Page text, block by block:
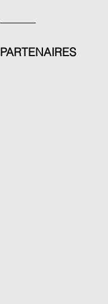
PARTENAIRES